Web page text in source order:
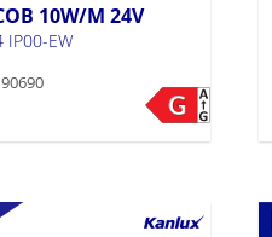
10W/M 24V
IP00-EW